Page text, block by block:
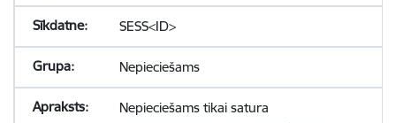
SESS<ID>
Nepieciešams
Nepieciešams tikai satura